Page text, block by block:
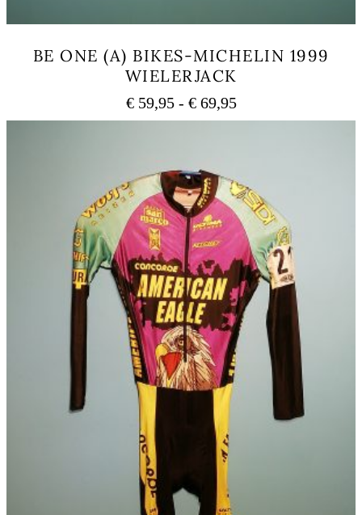
BE ONE (A) BIKES-MICHELIN 1999
WIELERJACK
€59,95 - €69,95Prijsklasse:
€ 59,95
meerdere
variaties.
Deze
optie
kan
gekozen
worden
op
de
productpagina